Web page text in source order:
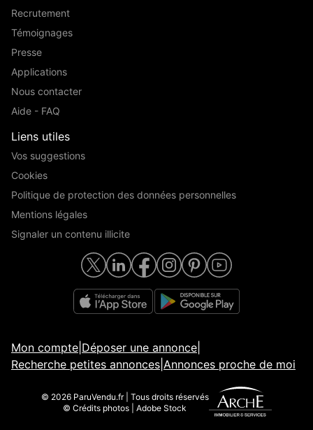
Recrutement
Témoignages
Presse
Applications
Nous contacter
Aide - FAQ
Liens utiles
Vos suggestions
Cookies
Politique de protection des données personnelles
Mentions légales
Signaler un contenu illicite
Mon compte Déposer une annonce
Recherche petites annonces Annonces proche de moi
© 2026 ParuVendu.fr | Tous droits réservés
© Crédits photos | Adobe Stock